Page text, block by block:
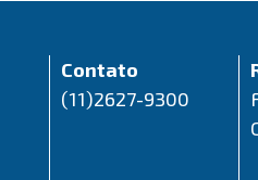
Contato
(11)2627-9300